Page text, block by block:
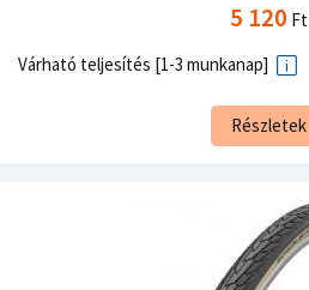
5 120 Ft
Várható teljesítés [1-3 munkanap]
Részletek